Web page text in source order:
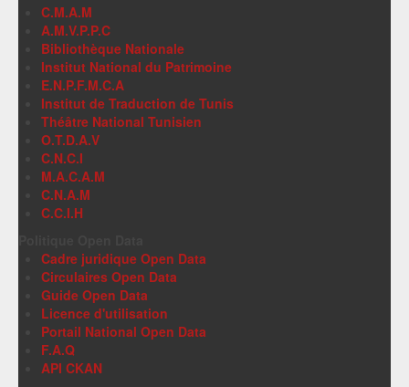
C.M.A.M
A.M.V.P.P.C
Bibliothèque Nationale
Institut National du Patrimoine
E.N.P.F.M.C.A
Institut de Traduction de Tunis
Théâtre National Tunisien
O.T.D.A.V
C.N.C.I
M.A.C.A.M
C.N.A.M
C.C.I.H
Cadre juridique Open Data
Circulaires Open Data
Guide Open Data
Licence d'utilisation
Portail National Open Data
F.A.Q
API CKAN